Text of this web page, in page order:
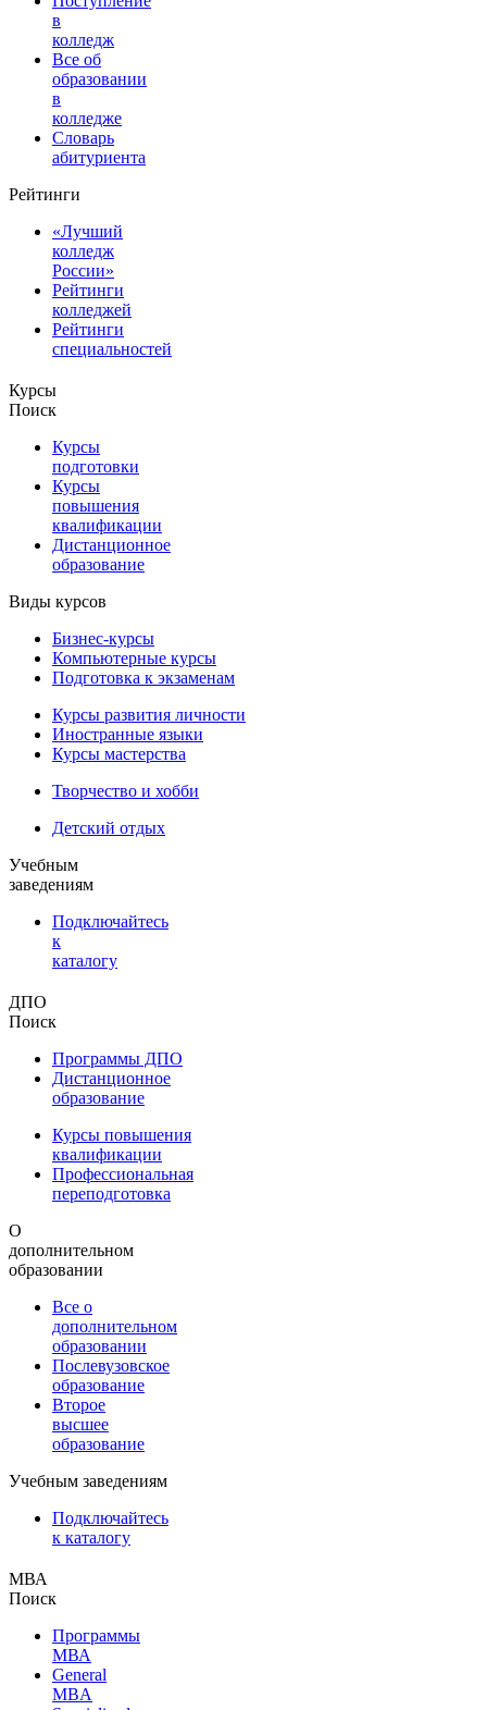
в
колледж
Все об
образовании
в
колледже
Словарь
абитуриента
Рейтинги
«Лучший
колледж
России»
Рейтинги
колледжей
Рейтинги
специальностей
Курсы
Поиск
Курсы
подготовки
Курсы
повышения
квалификации
Дистанционное
образование
Виды курсов
Бизнес-курсы
Компьютерные курсы
Подготовка к экзаменам
Курсы развития личности
Иностранные языки
Курсы мастерства
Творчество и хобби
Детский отдых
Учебным
заведениям
Подключайтесь
к
каталогу
ДПО
Поиск
Программы ДПО
Дистанционное
образование
Курсы повышения
квалификации
Профессиональная
переподготовка
О
дополнительном
образовании
Все о
дополнительном
образовании
Послевузовское
образование
Второе
высшее
образование
Учебным заведениям
Подключайтесь
к каталогу
МВА
Поиск
Программы
МВА
General
MBA